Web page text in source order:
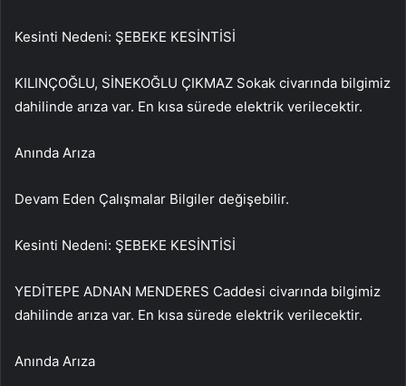
Kesinti Nedeni: ŞEBEKE KESİNTİSİ
KILINÇOĞLU, SİNEKOĞLU ÇIKMAZ Sokak civarında bilgimiz
dahilinde arıza var. En kısa sürede elektrik verilecektir.
Anında Arıza
Devam Eden Çalışmalar Bilgiler değişebilir.
Kesinti Nedeni: ŞEBEKE KESİNTİSİ
YEDİTEPE ADNAN MENDERES Caddesi civarında bilgimiz
dahilinde arıza var. En kısa sürede elektrik verilecektir.
Anında Arıza